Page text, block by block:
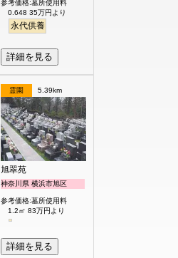
参考価格:墓所使用料
0.648 35万円より
永代供養
詳細を見る
霊園 5.39km
旭翠苑
神奈川県 横浜市旭区
参考価格:墓所使用料
1.2㎡ 83万円より
詳細を見る